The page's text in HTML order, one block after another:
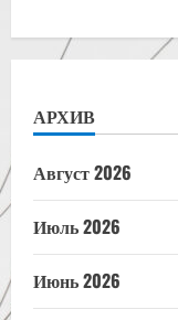
АРХИВ
Август 2026
Июль 2026
Июнь 2026